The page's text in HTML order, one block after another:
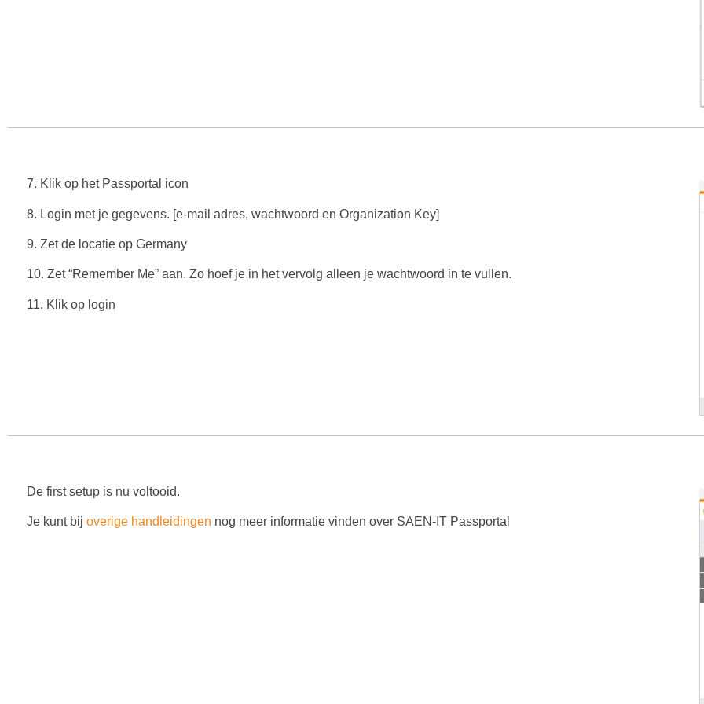
7. Klik op het Passportal icon
8. Login met je gegevens. [e-mail adres, wachtwoord en Organization Key]
9. Zet de locatie op Germany
10. Zet “Remember Me” aan. Zo hoef je in het vervolg alleen je wachtwoord in te vullen.
11. Klik op login
De first setup is nu voltooid.
Je kunt bij overige handleidingen nog meer informatie vinden over SAEN-IT Passportal